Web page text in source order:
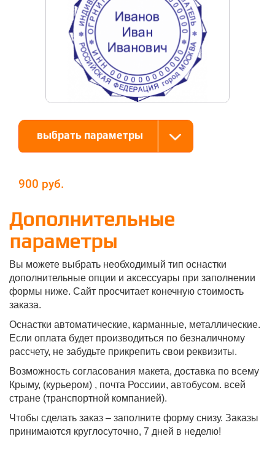
выбрать параметры
900
Дополнительные
параметры
Вы можете выбрать необходимый тип оснастки
дополнительные опции и аксессуары при заполнении
формы ниже. Сайт просчитает конечную стоимость
заказа.
Оснастки автоматические, карманные, металлические.
Если оплата будет производиться по безналичному
рассчету, не забудьте прикрепить свои реквизиты.
Возможность согласования макета, доставка по всему
Крыму, (курьером) , почта Россиии, автобусом. всей
стране (транспортной компанией).
Чтобы сделать заказ – заполните форму снизу. Заказы
принимаются круглосуточно, 7 дней в неделю!